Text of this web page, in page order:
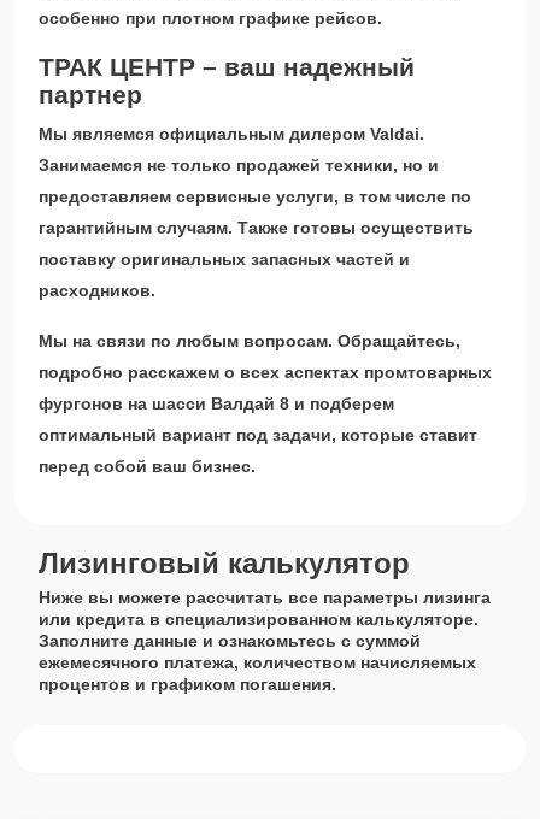
особенно при плотном графике рейсов.
ТРАК ЦЕНТР – ваш надежный
партнер
Мы являемся официальным дилером Valdai.
Занимаемся не только продажей техники, но и
предоставляем сервисные услуги, в том числе по
гарантийным случаям. Также готовы осуществить
поставку оригинальных запасных частей и
расходников.
Мы на связи по любым вопросам. Обращайтесь,
подробно расскажем о всех аспектах промтоварных
фургонов на шасси Валдай 8 и подберем
оптимальный вариант под задачи, которые ставит
перед собой ваш бизнес.
Лизинговый калькулятор
Ниже вы можете рассчитать все параметры лизинга
или кредита в специализированном калькуляторе.
Заполните данные и ознакомьтесь с суммой
ежемесячного платежа, количеством начисляемых
процентов и графиком погашения.